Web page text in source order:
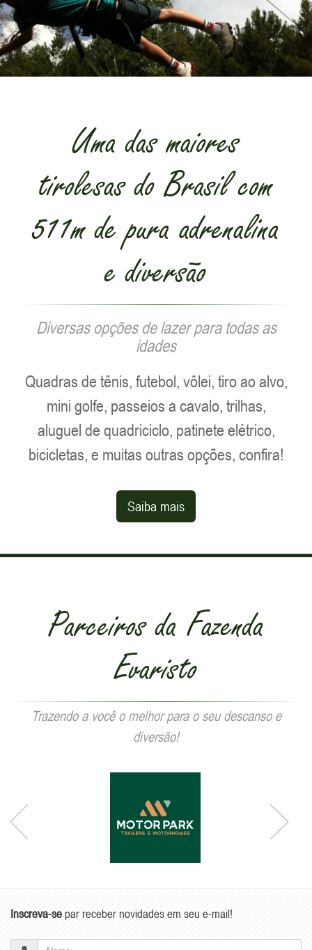
Uma das maiores
tirolesas do Brasil com
511m de pura adrenalina
e diversão
Diversas opções de lazer para todas as
idades
Quadras de tênis, futebol, vôlei, tiro ao alvo,
mini golfe, passeios a cavalo, trilhas,
bicicletas, e muitas outras opções, confira!
Saiba mais
Parceiros da Fazenda
Evaristo
Trazendo a você o melhor para o seu descanso e